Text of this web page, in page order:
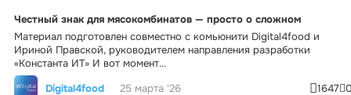
Честный знак для мясокомбинатов — просто о сложном
Материал подготовлен совместно с комьюнити Digital4food и
Ириной Правской, руководителем направления разработки
«Константа ИТ» И вот момент...
Digital4food
25 марта '26 1647